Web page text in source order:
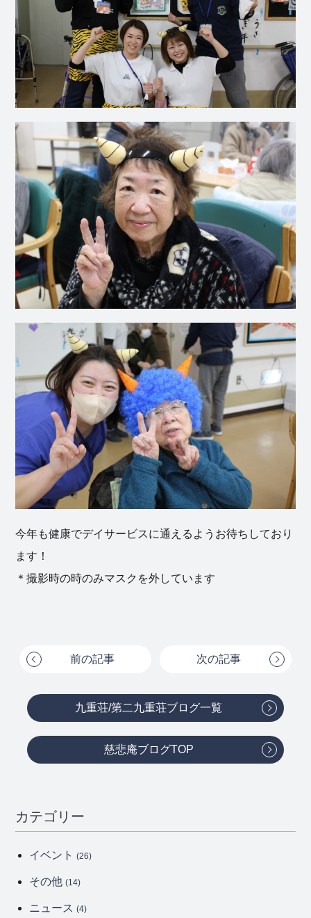
今年も健康でデイサービスに通えるようお待ちしており
ます！
＊撮影時の時のみマスクを外しています
前の記事 次の記事
九重荘/第二九重荘ブログ一覧
慈悲庵ブログTOP
カテゴリー
イベント(26)
その他(14)
ニュース(4)